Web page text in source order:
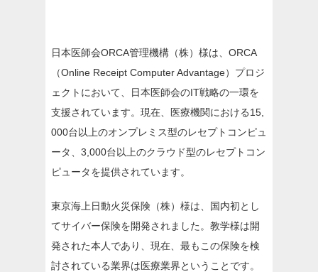
日本医師会ORCA管理機構（株）様は、ORCA
（Online Receipt Computer Advantage）プロジ
ェクトにおいて、日本医師会のIT戦略の一環を
支援されています。現在、医療機関における15,
000台以上のオンプレミス型のレセプトコンピュ
ータ、3,000台以上のクラウド型のレセプトコン
ピュータを提供されています。
東京海上日動火災保険（株）様は、国内初とし
てサイバー保険を開発されました。教学様は開
発された本人であり、現在、最もこの保険を検
討されている業界は医療業界ということです。